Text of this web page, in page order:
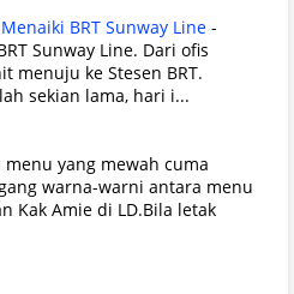
BRT Sunway Line -
Sunway Line. Dari ofis
menuju ke Stesen BRT.
sekian lama, hari i...
menu yang mewah cuma
warna-warni antara menu
Kak Amie di LD.Bila letak